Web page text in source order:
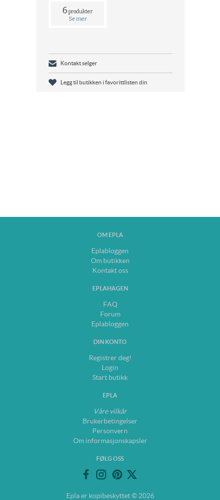
6produkter
Se mer
Kontakt selger
Legg til butikken i favorittlisten din
OM EPLA
Eplabloggen
Om butikken
Kontakt oss
EPLAHAGEN
FAQ
Forum
Eplabloggen
DIN KONTO
Registrer deg!
Login
Start butikk
EPLA
Våre vilkår
Brukerbetingelser
Personvern
Om informasjonskapsler
FØLG OSS
Epla er kopibeskyttet © 2026